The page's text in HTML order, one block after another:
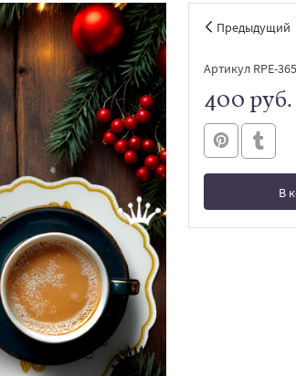
Предыдущий
Артикул RPE-
400 руб.
В
В